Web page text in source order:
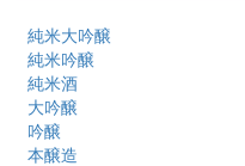
純米大吟醸
純米吟醸
純米酒
大吟醸
吟醸
本醸造